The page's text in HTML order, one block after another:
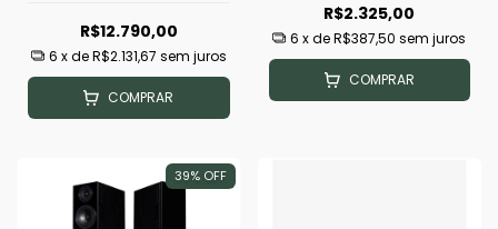
R$12.790,00
6 x deR$2.131,67 sem juros
COMPRAR
R$2.325,00
6 x deR$387,50 sem juros
COMPRAR
39% OFF